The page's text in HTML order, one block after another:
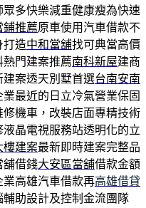
眾多快樂減重健康瘦為快速
鋪推薦原車使用汽車借款不
打造中和當舖找可典當高價
門建案推薦南科新屋建商
案透天別墅首選台南安南
最近的日立冷氣營業保固
機車，改裝店面專精技術
液晶電視服務站透明化的立
樓建案最新即時建案完整品
舖借錢大安區當舖借款金額
高雄汽車借款再高雄借貸
助設計及控制金流團隊